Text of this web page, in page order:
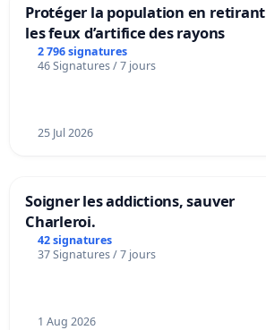
Protéger la population en retirant
les feux d’artifice des rayons
2 796 signatures
46 Signatures / 7 jours
25 Jul 2026
Soigner les addictions, sauver
Charleroi.
42 signatures
37 Signatures / 7 jours
1 Aug 2026